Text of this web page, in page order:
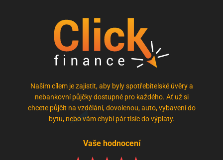
Našim cílem je zajistit, aby byly spotřebitelské úvěry a
nebankovní půjčky dostupné pro každého. Ať už si
chcete půjčit na vzdělání, dovolenou, auto, vybavení do
bytu, nebo vám chybí pár tisíc do výplaty.
Vaše hodnocení